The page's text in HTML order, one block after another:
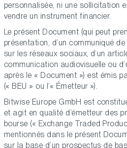
personnalisée, ni une sollicitation
vendre un instrument financier.
Le présent Document (qui peut
présentation, d’un communiqué
sur les réseaux sociaux, d’un
communication audiovisuelle ou
après le « Document ») est émis
(« BEU » ou l’« Émetteur »).
Bitwise Europe GmbH est
et agit en qualité d’émetteur des
bourse (« Exchange Traded
mentionnés dans le présent
sur la base d’un prospectus de